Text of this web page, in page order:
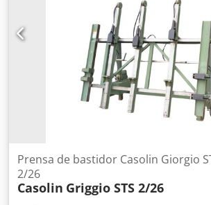
Prensa de bastidor Casolin Giorgio
2/26
Casolin Griggio STS 2/26